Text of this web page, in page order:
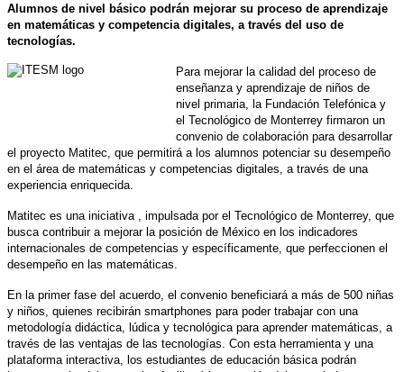
Alumnos de nivel básico podrán mejorar su proceso de aprendizaje
en matemáticas y competencia digitales, a través del uso de
tecnologías.
Para mejorar la calidad del proceso de
enseñanza y aprendizaje de niños de
nivel primaria, la Fundación Telefónica y
el Tecnológico de Monterrey firmaron un
convenio de colaboración para desarrollar
el proyecto Matitec, que permitirá a los alumnos potenciar su desempeño
en el área de matemáticas y competencias digitales, a través de una
experiencia enriquecida.
Matitec es una iniciativa , impulsada por el Tecnológico de Monterrey, que
busca contribuir a mejorar la posición de México en los indicadores
internacionales de competencias y específicamente, que perfeccionen el
desempeño en las matemáticas.
En la primer fase del acuerdo, el convenio beneficiará a más de 500 niñas
y niños, quienes recibirán smartphones para poder trabajar con una
metodología didáctica, lúdica y tecnológica para aprender matemáticas, a
través de las ventajas de las tecnologías. Con esta herramienta y una
plataforma interactiva , los estudiantes de educación básica podrán